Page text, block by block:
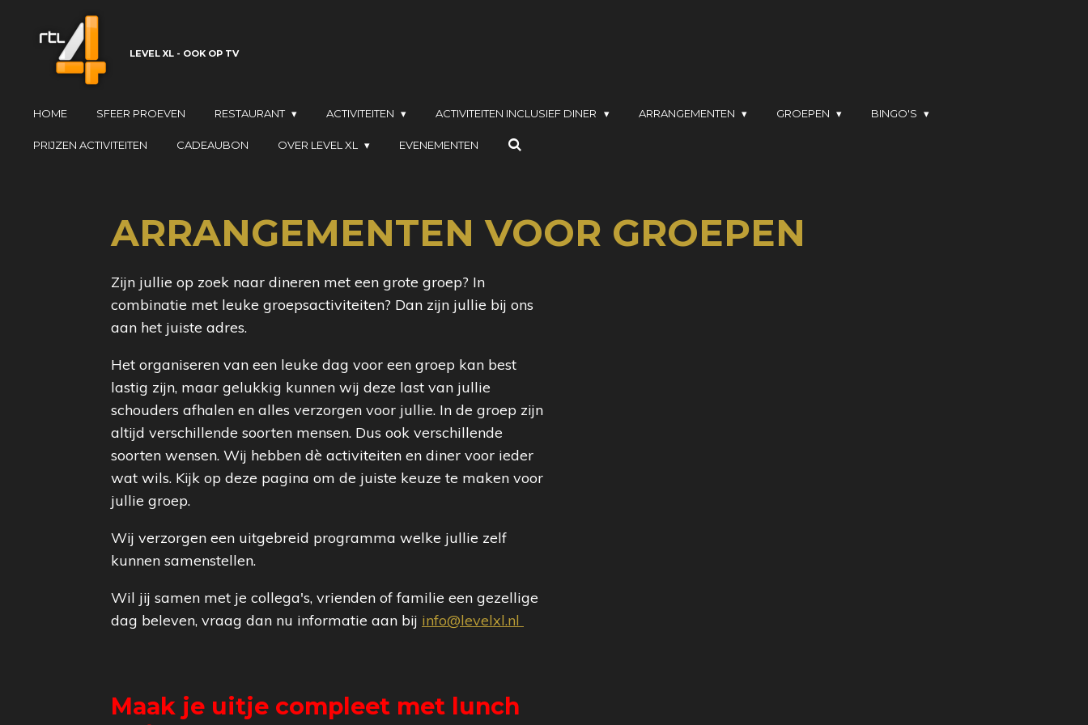
direct
hoofdinhoud
LEVEL XL - OOK OP TV
HOME SFEER PROEVEN RESTAURANT ACTIVITEITEN ACTIVITEITEN INCLUSIEF DINER ARRANGEMENTEN GROEPEN BINGO'S
PRIJZEN ACTIVITEITEN CADEAUBON OVER LEVEL XL EVENEMENTEN
ARRANGEMENTEN VOOR GROEPEN
Zijn jullie op zoek naar dineren met een grote groep? In
combinatie met leuke groepsactiviteiten? Dan zijn jullie bij ons
aan het juiste adres.
Het organiseren van een leuke dag voor een groep kan best
lastig zijn, maar gelukkig kunnen wij deze last van jullie
schouders afhalen en alles verzorgen voor jullie. In de groep zijn
altijd verschillende soorten mensen. Dus ook verschillende
soorten wensen. Wij hebben dè activiteiten en diner voor ieder
wat wils. Kijk op deze pagina om de juiste keuze te maken voor
jullie groep.
Wij verzorgen een uitgebreid programma welke jullie zelf
kunnen samenstellen.
Wil jij samen met je collega's, vrienden of familie een gezellige
dag beleven, vraag dan nu informatie aan bij info@levelxl.nl
Maak je uitje compleet met lunch